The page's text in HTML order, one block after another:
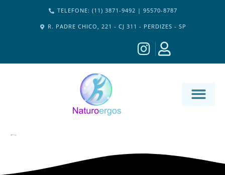
TELEFONE: (11) 3871-9492 | 95570-8787
R. PADRE CHICO, 221 - CJ 311 - PERDIZES - SP